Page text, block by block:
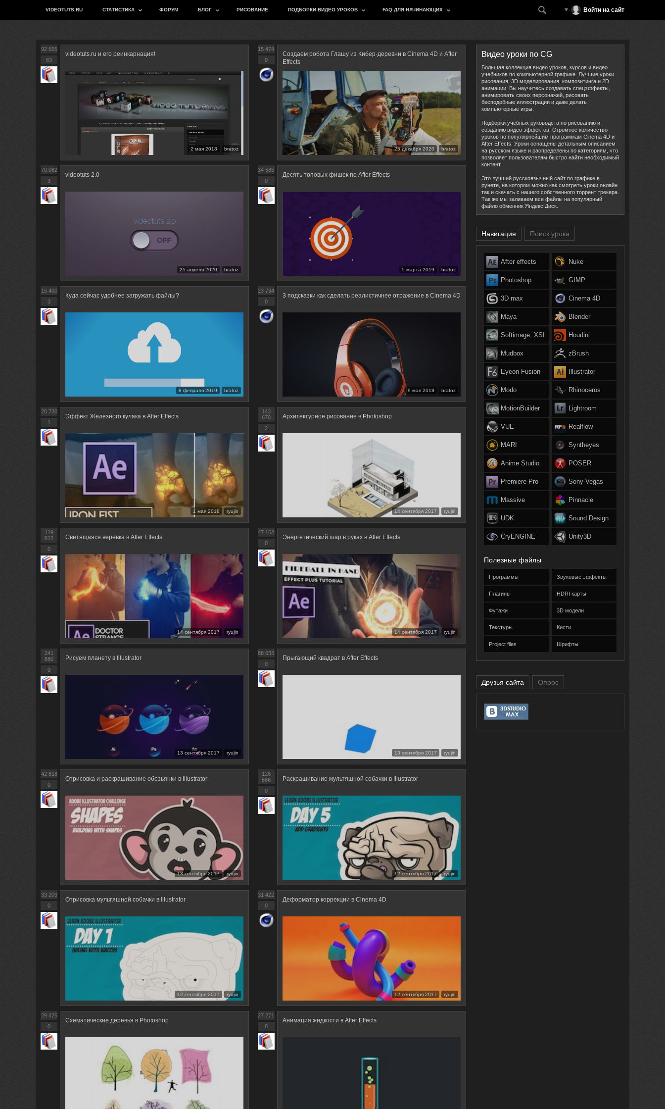
VIDEOTUTS.RU СТАТИСТИКА ФОРУМ БЛОГ РИСОВАНИЕ ПОДБОРКИ ВИДЕО УРОКОВ FAQ ДЛЯ НАЧИНАЮЩИХ Войти на сайт
videotuts.ru и его реинкарнация!
2 мая 2018 bratoz
92 655
63
Создаем робота Глашу из Кибер-деревни в Cinema 4D и After
Effects
25 декабря 2020 bratoz
15 474
0
videotuts 2.0
25 апреля 2020 bratoz
70 082
3
Десять топовых фишек по After Effects
5 марта 2019 bratoz
34 585
0
Куда сейчас удобнее загружать файлы?
8 февраля 2019 bratoz
15 400
3
3 подсказки как сделать реалистичнее отражение в Cinema 4D
9 мая 2018 bratoz
23 734
0
Эффект Железного кулака в After Effects
1 мая 2018 ryujin
20 730
1
Архитектурное рисование в Photoshop
14 сентября 2017 ryujin
143
670
2
Светящаяся веревка в After Effects
14 сентября 2017 ryujin
119
812
0
Энергетический шар в руках в After Effects
14 сентября 2017 ryujin
47 162
0
Рисуем планету в Illustrator
13 сентября 2017 ryujin
241
880
0
Прыгающий квадрат в After Effects
13 сентября 2017 ryujin
88 633
0
Отрисовка и раскрашивание обезьянки в Illustrator
13 сентября 2017 ryujin
42 818
0
Раскрашивание мультяшной собачки в Illustrator
12 сентября 2017 ryujin
126
666
0
Отрисовка мультяшной собачки в Illustrator
12 сентября 2017 ryujin
33 209
0
Деформатор коррекции в Cinema 4D
12 сентября 2017 ryujin
31 422
0
Схематические деревья в Photoshop
29 425
0
Анимация жидкости в After Effects
27 271
0
Видео уроки по CG
Большая коллекция видео уроков, курсов и видео
учебников по компьютерной графике. Лучшие уроки
рисования, 3D моделирования, композитинга и 2D
анимации. Вы научитесь создавать спецэффекты,
анимировать своих персонажей, рисовать
бесподобные иллюстрации и даже делать
компьютерные игры.
Подборки учебных руководств по рисованию и
созданию видео эффектов. Огромное количество
уроков по популярнейшим программам Cinema 4D и
After Effects. Уроки оснащены детальным описанием
на русском языке и распределены по категориям, что
позволяет пользователям быстро найти необходимый
контент.
Это лучший русскоязычный сайт по графике в
рунете, на котором можно как смотреть уроки онлайн
так и скачать с нашего собственного торрент трекера.
Так же мы заливаем все файлы на популярный
файло обменник Яндекс.Диск.
Навигация Поиск урока
After effects
Photoshop
3D max
Maya
Softimage, XSI
Mudbox
Eyeon Fusion
Modo
MotionBuilder
VUE
MARI
Anime Studio
Premiere Pro
Massive
UDK
CryENGINE
Nuke
GIMP
Cinema 4D
Blender
Houdini
zBrush
Illustrator
Rhinoceros
Lightroom
Realflow
Syntheyes
POSER
Sony Vegas
Pinnacle
Sound Design
Unity3D
Полезные файлы
Программы
Плагины
Футажи
Текстуры
Project files
Звуковые эффекты
HDRI карты
3D модели
Кисти
Шрифты
Друзья сайта Опрос